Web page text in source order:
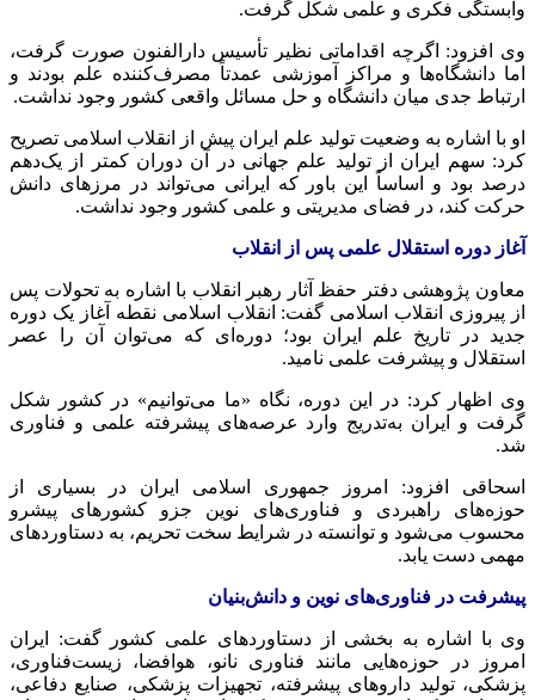
وابستگی فکری و علمی شکل گرفت.
وی افزود: اگرچه اقداماتی نظیر تأسیس دارالفنون صورت گرفت،
اما دانشگاه‌ها و مراکز آموزشی عمدتاً مصرف‌کننده علم بودند و
ارتباط جدی میان دانشگاه و حل مسائل واقعی کشور وجود نداشت.
او با اشاره به وضعیت تولید علم ایران پیش از انقلاب اسلامی تصریح
کرد: سهم ایران از تولید علم جهانی در آن دوران کمتر از یک‌دهم
درصد بود و اساساً این باور که ایرانی می‌تواند در مرزهای دانش
حرکت کند، در فضای مدیریتی و علمی کشور وجود نداشت.
آغاز دوره استقلال علمی پس از انقلاب
معاون پژوهشی دفتر حفظ آثار رهبر انقلاب با اشاره به تحولات پس
از پیروزی انقلاب اسلامی گفت: انقلاب اسلامی نقطه آغاز یک دوره
جدید در تاریخ علم ایران بود؛ دوره‌ای که می‌توان آن را عصر
استقلال و پیشرفت علمی نامید.
وی اظهار کرد: در این دوره، نگاه «ما می‌توانیم» در کشور شکل
گرفت و ایران به‌تدریج وارد عرصه‌های پیشرفته علمی و فناوری
شد.
اسحاقی افزود: امروز جمهوری اسلامی ایران در بسیاری از
حوزه‌های راهبردی و فناوری‌های نوین جزو کشورهای پیشرو
محسوب می‌شود و توانسته در شرایط سخت تحریم، به دستاوردهای
مهمی دست یابد.
پیشرفت در فناوری‌های نوین و دانش‌بنیان
وی با اشاره به بخشی از دستاوردهای علمی کشور گفت: ایران
امروز در حوزه‌هایی مانند فناوری نانو، هوافضا، زیست‌فناوری،
پزشکی، تولید داروهای پیشرفته، تجهیزات پزشکی، صنایع دفاعی،